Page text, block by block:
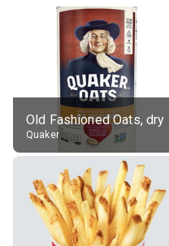
Old Fashioned Oats, dry
Quaker